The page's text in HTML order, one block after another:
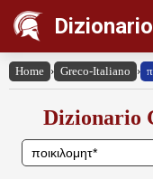
Home › Greco-Italiano ›
Dizionario